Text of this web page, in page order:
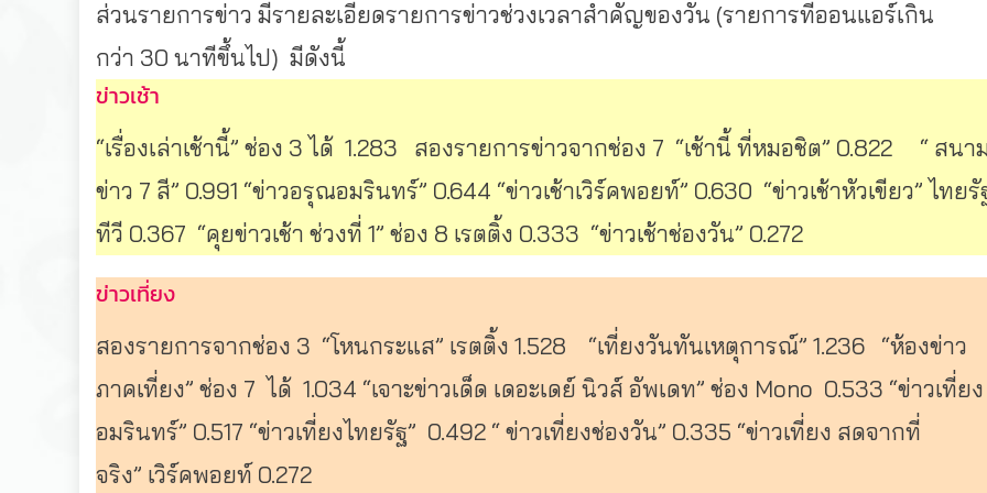
ส่วนรายการข่าว มีรายละเอียดรายการข่าวช่วงเวลาสำคัญของวัน (รายการที่ออนแอร์เกิน
กว่า 30 นาทีขึ้นไป) มีดังนี้
ข่าวเช้า
“เรื่องเล่าเช้านี้” ช่อง 3 ได้ 1.283 สองรายการข่าวจากช่อง 7 “เช้านี้ ที่หมอชิต” 0.822 “ สนา
ข่าว 7 สี” 0.991 “ข่าวอรุณอมรินทร์” 0.644 “ข่าวเช้าเวิร์คพอยท์” 0.630 “ข่าวเช้าหัวเขียว” ไทยรั
ทีวี 0.367 “คุยข่าวเช้า ช่วงที่ 1” ช่อง 8 เรตติ้ง 0.333 “ข่าวเช้าช่องวัน” 0.272
ข่าวเที่ยง
สองรายการจากช่อง 3 “โหนกระแส” เรตติ้ง 1.528 “เที่ยงวันทันเหตุการณ์” 1.236 “ห้องข่าว
ภาคเที่ยง” ช่อง 7 ได้ 1.034 “เจาะข่าวเด็ด เดอะเดย์ นิวส์ อัพเดท” ช่อง Mono 0.533 “ข่าวเที่ยง
อมรินทร์” 0.517 “ข่าวเที่ยงไทยรัฐ” 0.492 “ข่าวเที่ยงช่องวัน” 0.335 “ข่าวเที่ยง สดจากที่
จริง” เวิร์คพอยท์ 0.272